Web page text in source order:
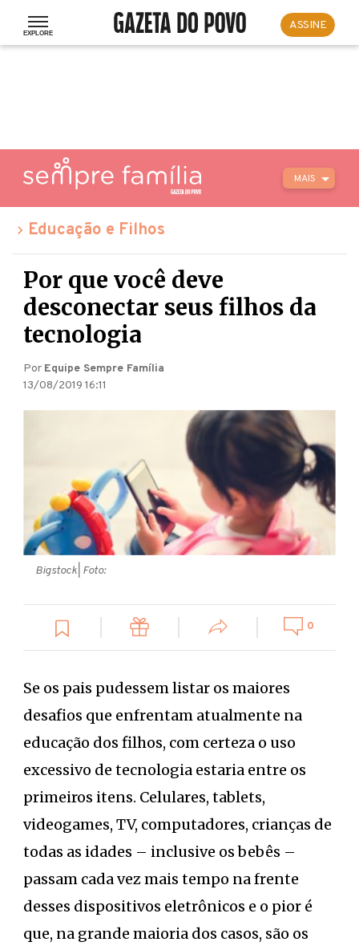
ASSINE
MAIS
Educação e Filhos
Por que você deve
desconectar seus filhos da
tecnologia
Por Equipe Sempre Família
13/08/2019 16:11
Bigstock | Foto:
0
Se os pais pudessem listar os maiores
desafios que enfrentam atualmente na
educação dos filhos, com certeza o uso
excessivo de tecnologia estaria entre os
primeiros itens. Celulares, tablets,
videogames, TV, computadores, crianças de
todas as idades – inclusive os bebês –
passam cada vez mais tempo na frente
desses dispositivos eletrônicos e o pior é
que, na grande maioria dos casos, são os